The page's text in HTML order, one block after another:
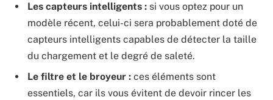
Les capteurs intelligents : si vous optez pour un
modèle récent, celui-ci sera probablement doté de
capteurs intelligents capables de détecter la taille
du chargement et le degré de saleté.
Le filtre et le broyeur : ces éléments sont
essentiels, car ils vous évitent de devoir rincer les